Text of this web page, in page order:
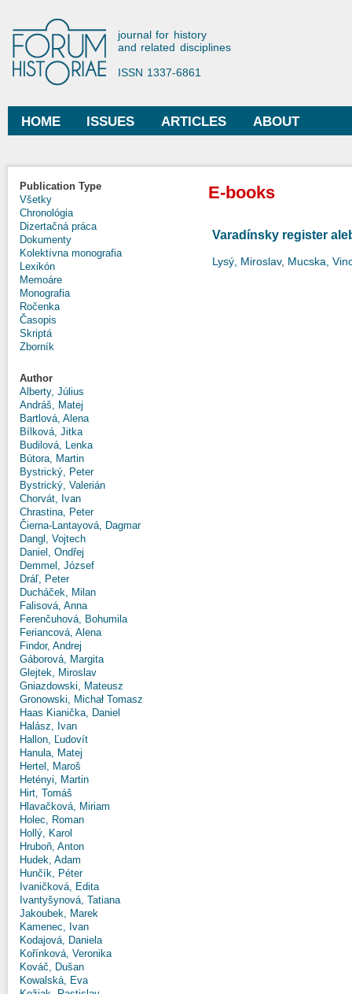
Forum Historiae
journal for history
and related disciplines
ISSN 1337-6861
Main menu
HOME ISSUES ARTICLES ABOUT
Publication Type
Všetky
Chronológia
Dizertačná práca
Dokumenty
Kolektívna monografia
Lexikón
Memoáre
Monografia
Ročenka
Časopis
Skriptá
Zborník
Author
Alberty, Július
Andráš, Matej
Bartlová, Alena
Bílková, Jitka
Budilová, Lenka
Bútora, Martin
Bystrický, Peter
Bystrický, Valerián
Chorvát, Ivan
Chrastina, Peter
Čierna-Lantayová, Dagmar
Dangl, Vojtech
Daniel, Ondřej
Demmel, József
Dráľ, Peter
Ducháček, Milan
Falisová, Anna
Ferenčuhová, Bohumila
Feriancová, Alena
Findor, Andrej
Gáborová, Margita
Glejtek, Miroslav
Gniazdowski, Mateusz
Gronowski, Michał Tomasz
Haas Kianička, Daniel
Halász, Ivan
Hallon, Ľudovít
Hanula, Matej
Hertel, Maroš
Hetényi, Martin
Hirt, Tomáš
Hlavačková, Miriam
Holec, Roman
Hollý, Karol
Hruboň, Anton
Hudek, Adam
Hunčík, Péter
Ivaničková, Edita
Ivantyšynová, Tatiana
Jakoubek, Marek
Kamenec, Ivan
Kodajová, Daniela
Kořínková, Veronika
Kováč, Dušan
Kowalská, Eva
E-books
Varadínsky register
Lysý, Miroslav, Mucska,